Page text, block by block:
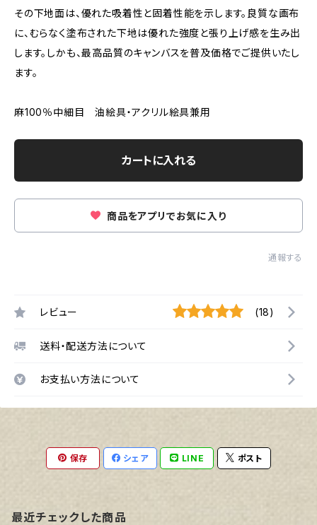
その下地面は、優れた吸着性と固着性能を示します。良質な画布
に、むらなく塗布された下地は優れた強度と張り上げ感を生み出
します。しかも、最高品質のキャンバスを普及価格でご提供いたし
ます。
麻100％中細目 油絵具・アクリル絵具兼用
カートに入れる
商品をアプリでお気に入り
通報する
レビュー (18)
送料・配送方法について
お支払い方法について
保存 シェア LINE ポスト
最近チェックした商品